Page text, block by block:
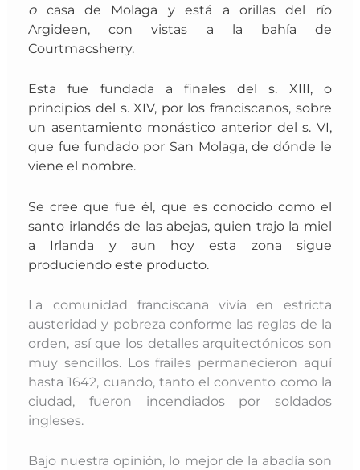
o casa de Molaga y está a orillas del río
Argideen, con vistas a la bahía de
Courtmacsherry.
Esta fue fundada a finales del s. XIII, o
principios del s. XIV, por los franciscanos, sobre
un asentamiento monástico anterior del s. VI,
que fue fundado por San Molaga, de dónde le
viene el nombre.
Se cree que fue él, que es conocido como el
santo irlandés de las abejas, quien trajo la miel
a Irlanda y aun hoy esta zona sigue
produciendo este producto.
La comunidad franciscana vivía en estricta
austeridad y pobreza conforme las reglas de la
orden, así que los detalles arquitectónicos son
muy sencillos. Los frailes permanecieron aquí
hasta 1642, cuando, tanto el convento como la
ciudad, fueron incendiados por soldados
ingleses.
Bajo nuestra opinión, lo mejor de la abadía son